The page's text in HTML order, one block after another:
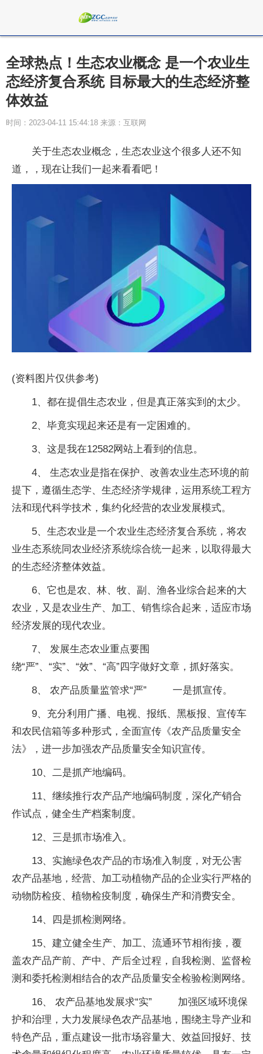
全球热点！生态农业概念 是一个农业生
态经济复合系统 目标最大的生态经济整
体效益
时间：2023-04-11 15:44:18 来源：互联网
关于生态农业概念，生态农业这个很多人还不知
道，，现在让我们一起来看看吧！
(资料图片仅供参考)
1、都在提倡生态农业，但是真正落实到的太少。
2、毕竟实现起来还是有一定困难的。
3、这是我在12582网站上看到的信息。
4、 生态农业是指在保护、改善农业生态环境的前
提下，遵循生态学、生态经济学规律，运用系统工程方
法和现代科学技术，集约化经营的农业发展模式。
5、生态农业是一个农业生态经济复合系统，将农
业生态系统同农业经济系统综合统一起来，以取得最大
的生态经济整体效益。
6、它也是农、林、牧、副、渔各业综合起来的大
农业，又是农业生产、加工、销售综合起来，适应市场
经济发展的现代农业。
7、 发展生态农业重点要围
绕“严”、“实”、“效”、“高”四字做好文章，抓好落实。
8、 农产品质量监管求“严” 一是抓宣传。
9、充分利用广播、电视、报纸、黑板报、宣传车
和农民信箱等多种形式，全面宣传《农产品质量安全
法》，进一步加强农产品质量安全知识宣传。
10、二是抓产地编码。
11、继续推行农产品产地编码制度，深化产销合
作试点，健全生产档案制度。
12、三是抓市场准入。
13、实施绿色农产品的市场准入制度，对无公害
农产品基地，经营、加工动植物产品的企业实行严格的
动物防检疫、植物检疫制度，确保生产和消费安全。
14、四是抓检测网络。
15、建立健全生产、加工、流通环节相衔接，覆
盖农产品产前、产中、产后全过程，自我检测、监督检
测和委托检测相结合的农产品质量安全检验检测网络。
16、 农产品基地发展求“实” 加强区域环境保
护和治理，大力发展绿色农产品基地，围绕主导产业和
特色产品，重点建设一批市场容量大、效益回报好、技